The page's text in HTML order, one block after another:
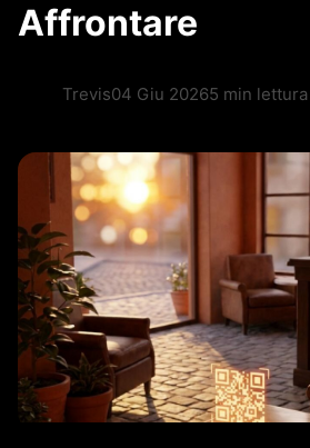
Affrontare
Trevis04 Giu 20265 min lettura